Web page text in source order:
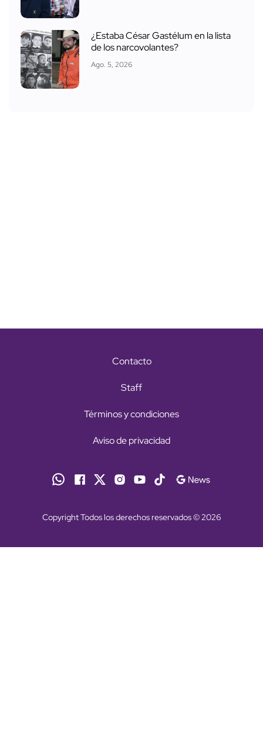
¿Estaba César Gastélum en la lista
de los narcovolantes?
Ago. 5, 2026
Contacto
Staff
Términos y condiciones
Aviso de privacidad
Copyright Todos los derechos reservados © 2026